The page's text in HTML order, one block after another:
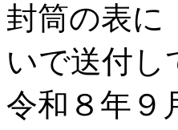
封筒の表に
いで送付し
令和８年９